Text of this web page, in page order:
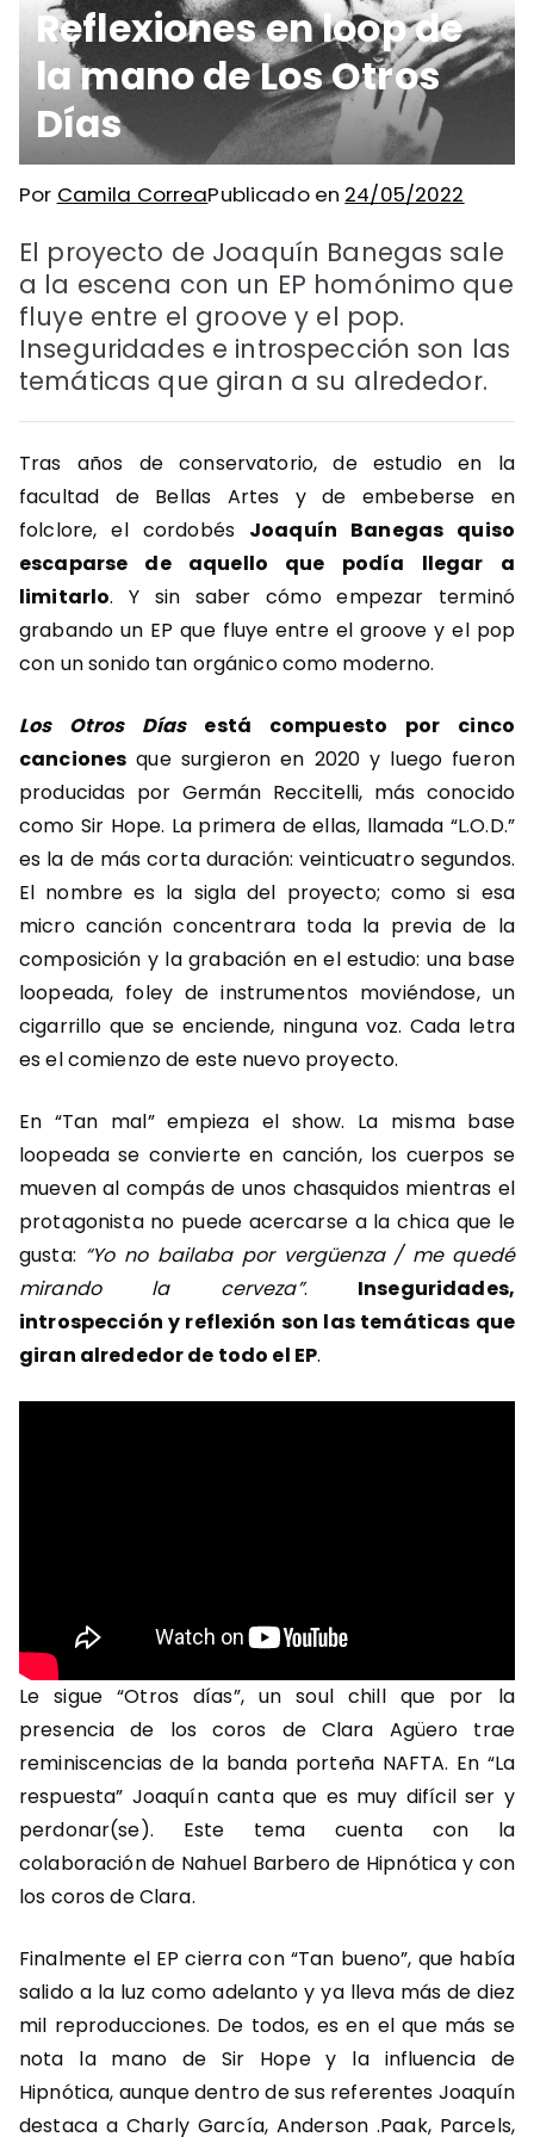
Reflexiones en loop de
la mano de Los Otros
Días
Por Camila CorreaPublicado en 24/05/2022
El proyecto de Joaquín Banegas sale
a la escena con un EP homónimo que
fluye entre el groove y el pop.
Inseguridades e introspección son las
temáticas que giran a su alrededor.
Tras años de conservatorio, de estudio en la
facultad de Bellas Artes y de embeberse en
folclore, el cordobés Joaquín Banegas quiso
escaparse de aquello que podía llegar a
limitarlo. Y sin saber cómo empezar terminó
grabando un EP que fluye entre el groove y el pop
con un sonido tan orgánico como moderno.
Los Otros Díasestá compuesto por cinco
canciones que surgieron en 2020 y luego fueron
producidas por Germán Reccitelli, más conocido
como Sir Hope. La primera de ellas, llamada “L.O.D.”
es la de más corta duración: veinticuatro segundos.
El nombre es la sigla del proyecto; como si esa
micro canción concentrara toda la previa de la
composición y la grabación en el estudio: una base
loopeada, foley de instrumentos moviéndose, un
cigarrillo que se enciende, ninguna voz. Cada letra
es el comienzo de este nuevo proyecto.
En “Tan mal” empieza el show. La misma base
loopeada se convierte en canción, los cuerpos se
mueven al compás de unos chasquidos mientras el
protagonista no puede acercarse a la chica que le
gusta: “Yo no bailaba por vergüenza / me quedé
mirando la cerveza”. Inseguridades,
introspección y reflexión son las temáticas que
giran alrededor de todo el EP.
Le sigue “Otros días”, un soul chill que por la
presencia de los coros de Clara Agüero trae
reminiscencias de la banda porteña NAFTA. En “La
respuesta” Joaquín canta que es muy difícil ser y
perdonar(se). Este tema cuenta con la
colaboración de Nahuel Barbero de Hipnótica y con
los coros de Clara.
Finalmente el EP cierra con “Tan bueno”, que había
salido a la luz como adelanto y ya lleva más de diez
mil reproducciones. De todos, es en el que más se
nota la mano de Sir Hope y la influencia de
Hipnótica, aunque dentro de sus referentes Joaquín
destaca a Charly García, Anderson .Paak, Parcels,